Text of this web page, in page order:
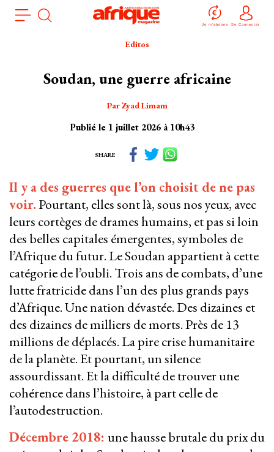
Je m'abonne Se Connecter
Editos
Soudan, une guerre africaine
Par Zyad Limam
Publié le 1 juillet 2026 à 10h43
SHARE
Il y a des guerres que l’on choisit de ne pas
voir.Pourtant, elles sont là, sous nos yeux, avec
leurs cortèges de drames humains, et pas si loin
des belles capitales émergentes, symboles de
l’Afrique du futur. Le Soudan appartient à cette
catégorie de l’oubli. Trois ans de combats, d’une
lutte fratricide dans l’un des plus grands pays
d’Afrique. Une nation dévastée. Des dizaines et
des dizaines de milliers de morts. Près de 13
millions de déplacés. La pire crise humanitaire
de la planète. Et pourtant, un silence
assourdissant. Et la difficulté de trouver une
cohérence dans l’histoire, à part celle de
l’autodestruction.
Décembre 2018: une hausse brutale du prix du
Panneau de gestion des cookies